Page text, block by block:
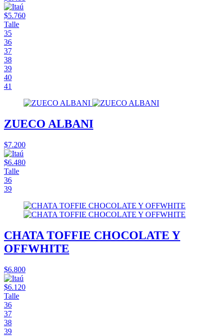
$5.760
Talle
35
36
37
38
39
40
41
ZUECO ALBANI
$7.200
$6.480
Talle
36
39
CHATA TOFFIE CHOCOLATE Y
OFFWHITE
$6.800
$6.120
Talle
36
37
38
39